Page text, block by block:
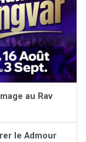
au Rav
le Admour